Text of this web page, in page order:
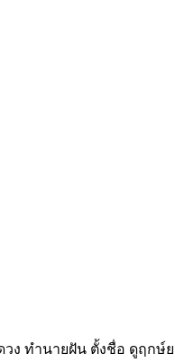
ทำนายฝัน ตั้งชื่อ ดูฤก